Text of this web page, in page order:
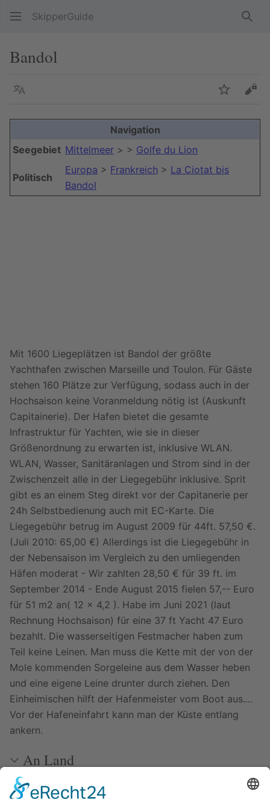
SkipperGuide
Bandol
Sprache
Navigation
Seegebiet Mittelmeer > > Golfe du Lion
Politisch
Europa > Frankreich > La Ciotat bis
Bandol
+
Mit 1600 Liegeplätzen ist Bandol der größte
Yachthafen zwischen Marseille und Toulon. Für Gäste
stehen 160 Plätze zur Verfügung, sodass auch in der
Hochsaison keine Voranmeldung nötig ist (Auskunft
Capitainerie). Der Hafen bietet die gesamte
Infrastruktur für Yachten, wie sie in dieser
Größenordnung zu erwarten ist, inklusive WLAN.
WLAN, Wasser, Sanitäranlagen und Strom sind in der
Zwischenzeit alle in der Liegegebühr inklusive. Sprit
gibt es an einem Steg direkt vor der Capitanerie per
24h Selbstbedienung auch mit EC-Karte. Die
Liegegebühr betrug im August 2009 für 44ft. 57,50 €.
(Juli 2010: 65,00 €) Allerdings ist die Liegegebühr in
der Nebensaison im Vergleich zu den umliegenden
Häfen moderat - Wir zahlten 28,50 € für 39 ft. im
September 2014 - Ende August 2015 fielen 57,-- Euro
für 51 m2 an( 12 x 4,2 ). Habe im Juni 2021 (laut
Rechnung Hochsaison) für eine 37 ft Yacht 47 Euro
bezahlt. Die wasserseitigen Festmacher haben zum
Teil keine Leinen. Man muss die Kette mit der von der
Mole kommenden Sorgeleine aus dem Wasser heben
und eine eigene Leine drunter durch ziehen. Den
Einheimischen hilft der Hafenmeister vom Boot aus....
Vor der Hafeneinfahrt kann man der Küste entlang
ankern.
An Land
Bilder